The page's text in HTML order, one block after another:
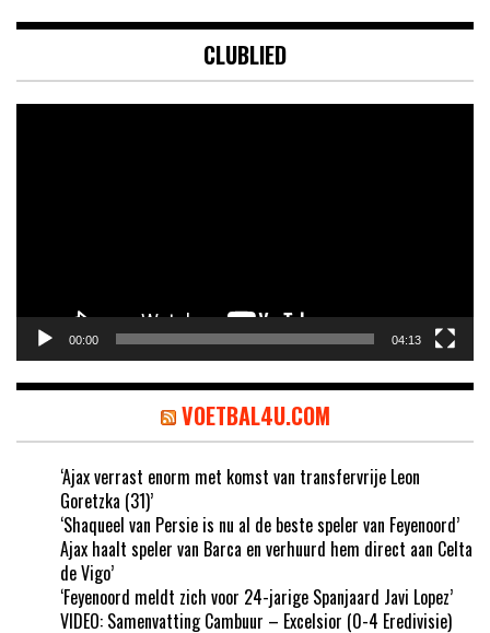
CLUBLIED
00:00 04:13
VOETBAL4U.COM
‘Ajax verrast enorm met komst van transfervrije Leon
Goretzka (31)’
‘Shaqueel van Persie is nu al de beste speler van Feyenoord’
Ajax haalt speler van Barca en verhuurd hem direct aan Celta
de Vigo’
‘Feyenoord meldt zich voor 24-jarige Spanjaard Javi Lopez’
VIDEO: Samenvatting Cambuur – Excelsior (0-4 Eredivisie)